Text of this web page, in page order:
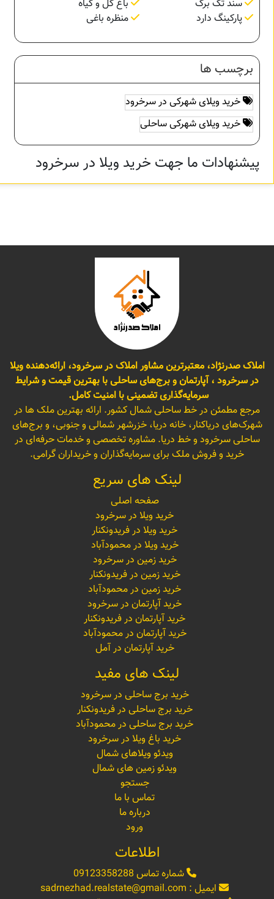
سند تک برگ
باغ گل و گیاه
پارکینگ دارد
منظره باغی
برچسب ها
خرید ویلای شهرکی در سرخرود
خرید ویلای شهرکی ساحلی
پیشنهادات ما جهت خرید ویلا در سرخرود
املاک صدرنژاد، معتبرترین مشاور املاک در سرخرود، ارائه‌دهنده ویلا
در سرخرود ، آپارتمان و برج‌های ساحلی با بهترین قیمت و شرایط
سرمایه‌گذاری تضمینی با امنیت کامل.
مرجع مطمئن در خط ساحلی شمال کشور. ارائه بهترین ملک ها در
شهرک‌های دریاکنار، خانه دریا، خزرشهر شمالی و جنوبی، و برج‌های
ساحلی سرخرود و خط دریا. مشاوره تخصصی و خدمات حرفه‌ای در
خرید و فروش ملک برای سرمایه‌گذاران و خریداران گرامی.
لینک های سریع
صفحه اصلی
خرید ویلا در سرخرود
خرید ویلا در فریدونکنار
خرید ویلا در محمودآباد
خرید زمین در سرخرود
خرید زمین در فریدونکنار
خرید زمین در محمودآباد
خرید آپارتمان در سرخرود
خرید آپارتمان در فریدونکنار
خرید آپارتمان در محمودآباد
خرید آپارتمان در آمل
لینک های مفید
خرید برج ساحلی در سرخرود
خرید برج ساحلی در فریدونکنار
خرید برج ساحلی در محمودآباد
خرید باغ ویلا در سرخرود
ویدئو ویلاهای شمال
ویدئو زمین های شمال
جستجو
تماس با ما
درباره ما
ورود
اطلاعات
شماره تماس 09123358288
ایمیل : sadrnezhad.realstate@gmail.com